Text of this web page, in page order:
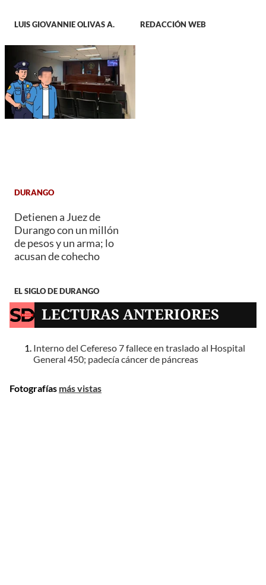
LUIS GIOVANNIE OLIVAS A. REDACCIÓN WEB
DURANGO
Detienen a Juez de
Durango con un millón
de pesos y un arma; lo
acusan de cohecho
EL SIGLO DE DURANGO
LECTURAS ANTERIORES
Interno del Cefereso 7 fallece en traslado al Hospital
General 450; padecía cáncer de páncreas
Fotografías más vistas